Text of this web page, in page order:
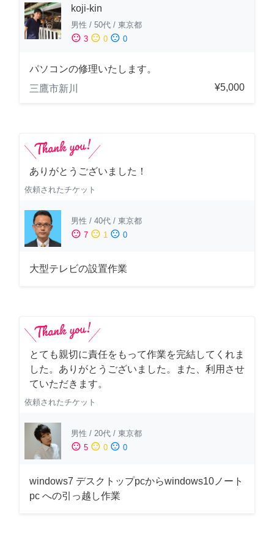
koji-kin
男性 / 50代 / 東京都
sentiment_satisfied 3 sentiment_neutral 0 sentiment_dissatisfied 0
パソコンの修理いたします。
三鷹市新川
¥5,000
ありがとうございました！
依頼されたチケット
男性 / 40代 / 東京都
sentiment_satisfied 7 sentiment_neutral 1 sentiment_dissatisfied 0
大型テレビの設置作業
とても親切に責任をもって作業を完結してくれま
した。ありがとうございました。また、利用させ
ていただきます。
依頼されたチケット
男性 / 20代 / 東京都
sentiment_satisfied 5 sentiment_neutral 0 sentiment_dissatisfied 0
windows7 デスクトップpcからwindows10ノート
pc への引っ越し作業